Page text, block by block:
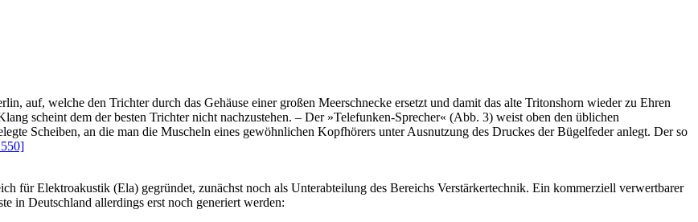
auf, welche den Trichter durch das Gehäuse einer großen Meerschnecke ersetzt und damit das alte Tritonshorn wieder zu Ehren
scheint dem der besten Trichter nicht nachzustehen. – Der »Telefunken-Sprecher« (Abb. 3) weist oben den üblichen
Scheiben, an die man die Muscheln eines gewöhnlichen Kopfhörers unter Ausnutzung des Druckes der Bügelfeder anlegt. Der so
für Elektroakustik (Ela) gegründet, zunächst noch als Unterabteilung des Bereichs Verstärkertechnik. Ein kommerziell verwertbarer
in Deutschland allerdings erst noch generiert werden: